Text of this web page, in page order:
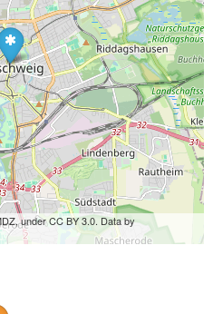
under CC BY 3.0. Data by